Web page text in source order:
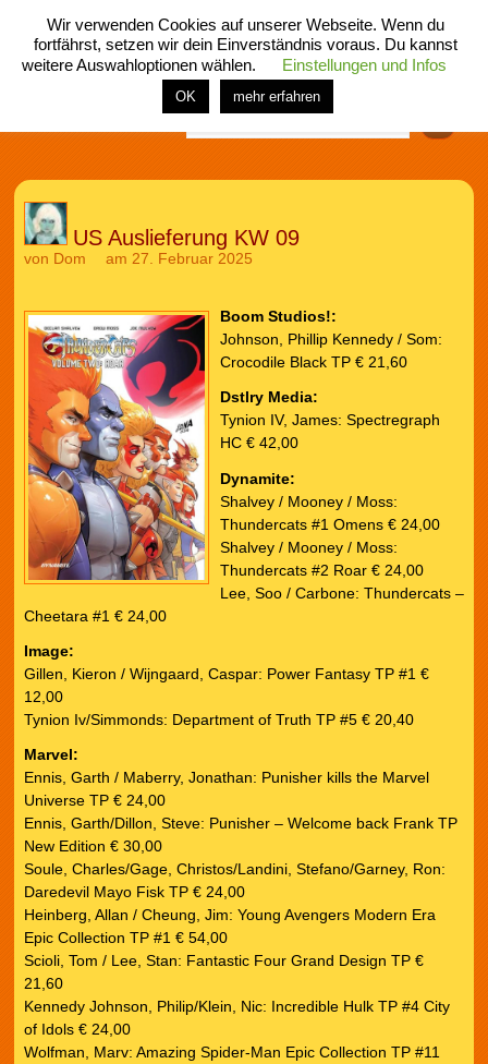
menü
home rubrik buch comic spiel fotos shop
US Auslieferung KW 09
von Dom am 27. Februar 2025
Boom Studios!:
Johnson, Phillip Kennedy / Som:
Crocodile Black TP € 21,60
Dstlry Media:
Tynion IV, James: Spectregraph
HC € 42,00
Dynamite:
Shalvey / Mooney / Moss:
Thundercats #1 Omens € 24,00
Shalvey / Mooney / Moss:
Thundercats #2 Roar € 24,00
Lee, Soo / Carbone: Thundercats –
Cheetara #1 € 24,00
Image:
Gillen, Kieron / Wijngaard, Caspar: Power Fantasy TP #1 €
12,00
Tynion Iv/Simmonds: Department of Truth TP #5 € 20,40
Marvel:
Ennis, Garth / Maberry, Jonathan: Punisher kills the Marvel
Universe TP € 24,00
Ennis, Garth/Dillon, Steve: Punisher – Welcome back Frank TP
New Edition € 30,00
Soule, Charles/Gage, Christos/Landini, Stefano/Garney, Ron:
Daredevil Mayo Fisk TP € 24,00
Heinberg, Allan / Cheung, Jim: Young Avengers Modern Era
Epic Collection TP #1 € 54,00
Scioli, Tom / Lee, Stan: Fantastic Four Grand Design TP €
21,60
Kennedy Johnson, Philip/Klein, Nic: Incredible Hulk TP #4 City
of Idols € 24,00
Wolfman, Marv: Amazing Spider-Man Epic Collection TP #11
Wir verwenden Cookies auf unserer Webseite. Wenn du
fortfährst, setzen wir dein Einverständnis voraus. Du kannst
weitere Auswahloptionen wählen.
Einstellungen und Infos
OK mehr erfahren